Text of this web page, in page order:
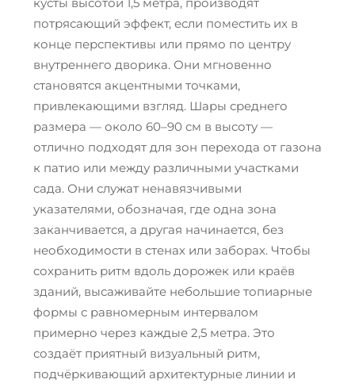
потрясающий эффект, если поместить их в
конце перспективы или прямо по центру
внутреннего дворика. Они мгновенно
становятся акцентными точками,
привлекающими взгляд. Шары среднего
размера — около 60–90 см в высоту —
отлично подходят для зон перехода от газона
к патио или между различными участками
сада. Они служат ненавязчивыми
указателями, обозначая, где одна зона
заканчивается, а другая начинается, без
необходимости в стенах или заборах. Чтобы
сохранить ритм вдоль дорожек или краёв
зданий, высаживайте небольшие топиарные
формы с равномерным интервалом
примерно через каждые 2,5 метра. Это
создаёт приятный визуальный ритм,
подчёркивающий архитектурные линии и